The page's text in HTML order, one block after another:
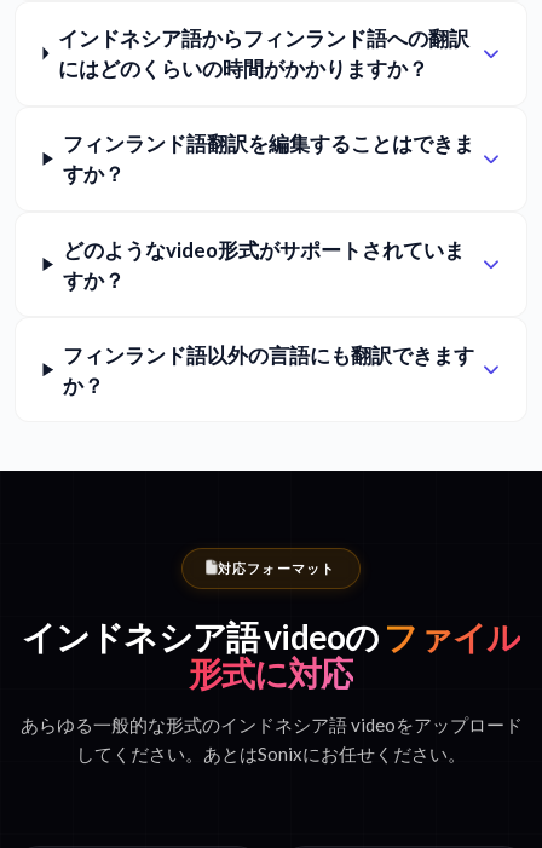
インドネシア語からフィンランド語への翻訳
にはどのくらいの時間がかかりますか？
フィンランド語翻訳を編集することはできま
すか？
どのようなvideo形式がサポートされていま
すか？
フィンランド語以外の言語にも翻訳できます
か？
対応フォーマット
インドネシア語 videoの ファイル
形式に対応
あらゆる一般的な形式のインドネシア語 videoをアップロード
してください。あとはSonixにお任せください。